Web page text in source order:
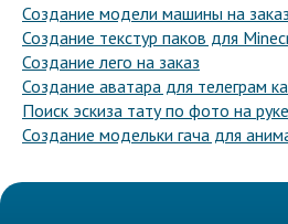
Создание модели машины на
Создание текстур паков для
Создание лего на заказ
Создание аватара для телеграм
Поиск эскиза тату по фото на руке
Создание модельки гача для